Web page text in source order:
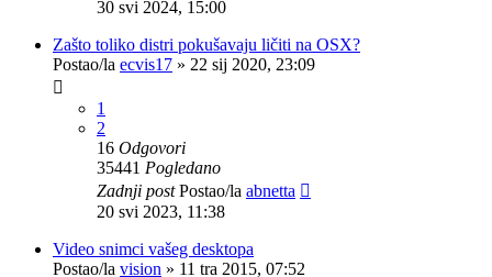
30 svi 2024, 15:00
Zašto toliko distri pokušavaju ličiti na OSX?
Postao/la ecvis17 » 22 sij 2020, 23:09
1
2
16 Odgovori
35441 Pogledano
Zadnji postPostao/la abnetta
20 svi 2023, 11:38
Video snimci vašeg desktopa
Postao/la vision » 11 tra 2015, 07:52